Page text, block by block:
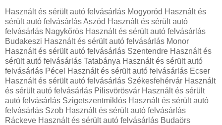
Használt és sérült autó felvásárlás Mogyoród Használt és
sérült autó felvásárlás Aszód Használt és sérült autó
felvásárlás Nagykőrös Használt és sérült autó felvásárlás
Budakeszi Használt és sérült autó felvásárlás Monor
Használt és sérült autó felvásárlás Szentendre Használt és
sérült autó felvásárlás Tatabánya Használt és sérült autó
felvásárlás Pécel Használt és sérült autó felvásárlás Ecser
Használt és sérült autó felvásárlás Székesfehérvár Használt
és sérült autó felvásárlás Pilisvörösvár Használt és sérült
autó felvásárlás Szigetszentmiklós Használt és sérült autó
felvásárlás Szob Használt és sérült autó felvásárlás
Ráckeve Használt és sérült autó felvásárlás Budaörs